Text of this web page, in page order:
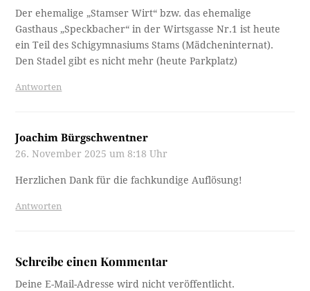
Der ehemalige „Stamser Wirt“ bzw. das ehemalige
Gasthaus „Speckbacher“ in der Wirtsgasse Nr.1 ist heute
ein Teil des Schigymnasiums Stams (Mädcheninternat).
Den Stadel gibt es nicht mehr (heute Parkplatz)
Antworten
Joachim Bürgschwentner
26. November 2025 um 8:18 Uhr
Herzlichen Dank für die fachkundige Auflösung!
Antworten
Schreibe einen Kommentar
Deine E-Mail-Adresse wird nicht veröffentlicht.